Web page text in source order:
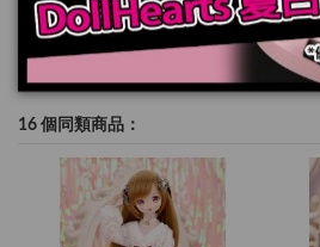
規格
16 個同類商品：